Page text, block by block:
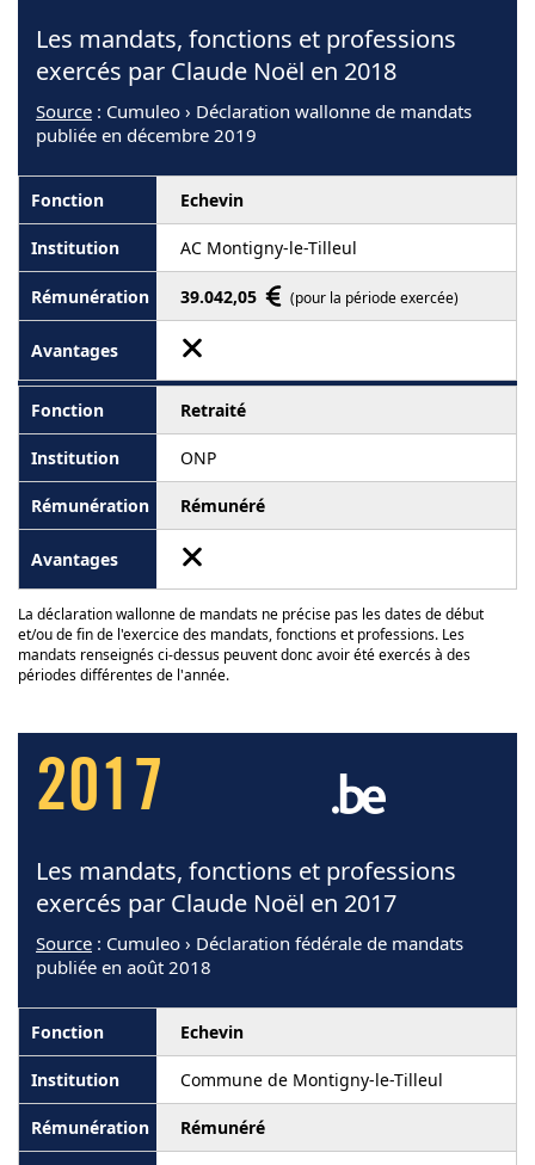
Les mandats, fonctions et professions
exercés par Claude Noël en 2018
Source : Cumuleo › Déclaration wallonne de mandats
publiée en décembre 2019
Echevin
AC Montigny-le-Tilleul
39.042,05 (pour la période exercée)
Retraité
ONP
Rémunéré
La déclaration wallonne de mandats ne précise pas les dates de début
et/ou de fin de l'exercice des mandats, fonctions et professions. Les
mandats renseignés ci-dessus peuvent donc avoir été exercés à des
périodes différentes de l'année.
2017
Les mandats, fonctions et professions
exercés par Claude Noël en 2017
Source : Cumuleo › Déclaration fédérale de mandats
publiée en août 2018
Echevin
Commune de Montigny-le-Tilleul
Rémunéré